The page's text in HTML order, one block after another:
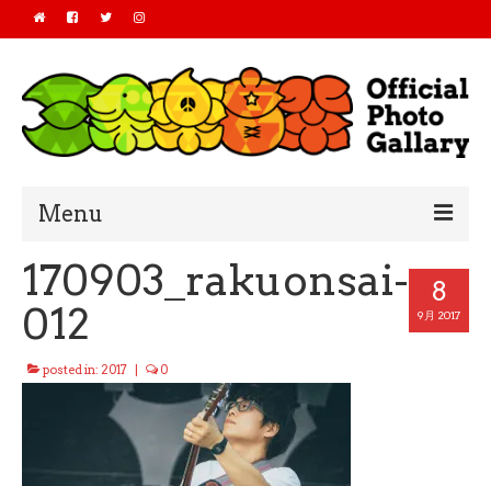
Menu
Home
2019
2018
8
9月 2017
170903_rakuonsai-
012
posted in: 2017 0